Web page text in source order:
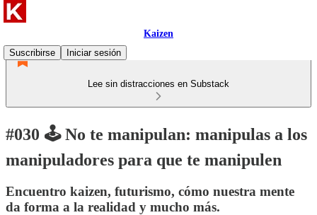
Kaizen
Suscribirse
Iniciar sesión
Lee sin distracciones en Substack
#030 🕹️ No te manipulan: manipulas a los
manipuladores para que te manipulen
Encuentro kaizen, futurismo, cómo nuestra mente
da forma a la realidad y mucho más.